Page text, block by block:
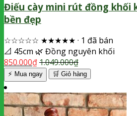
Điếu cày mini rút đồng khối
bền đẹp
☆☆☆☆☆ ★★★★★ · 1 đã bán
📐 45cm 🌿 Đồng nguyên khối
850.000₫1.049.000₫
⚡ Mua ngay 🛒 Giỏ hàng